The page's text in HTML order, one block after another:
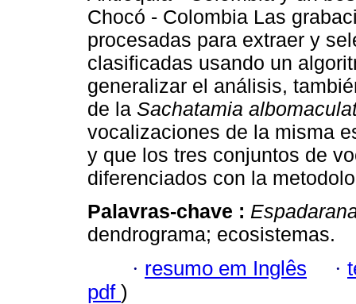
Chocó - Colombia Las
procesadas para extraer y
clasificadas usando un
generalizar el análisis,
de la Sachatamia
vocalizaciones de la misma
y que los tres conjuntos de
diferenciados con la
Palavras-chave :
dendrograma; ecosistemas.
· resumo em Inglês ·
pdf )